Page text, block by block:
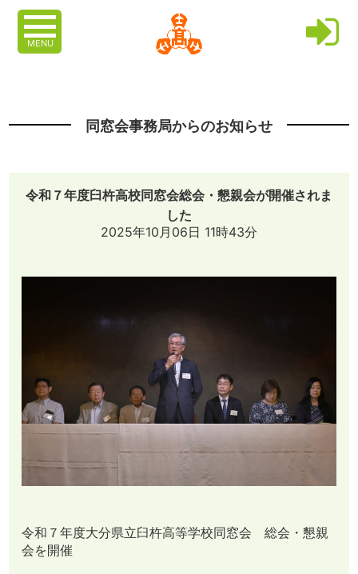
MENU
同窓会事務局からのお知らせ
令和７年度臼杵高校同窓会総会・懇親会が開催されま
した
2025年10月06日 11時43分
令和７年度大分県立臼杵高等学校同窓会 総会・懇親
会を開催